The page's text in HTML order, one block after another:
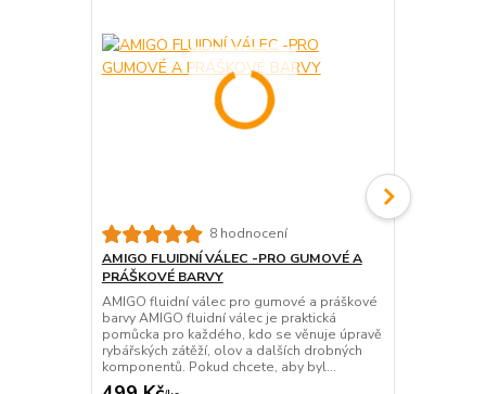
8 hodnocení
AMIGO FLUIDNÍ VÁLEC -PRO GUMOVÉ A
PRÁŠKOVÉ BARVY
AMIGO fluidní válec pro gumové a práškové
barvy AMIGO fluidní válec je praktická
pomůcka pro každého, kdo se věnuje úpravě
rybářských zátěží, olov a dalších drobných
komponentů. Pokud chcete, aby byl...